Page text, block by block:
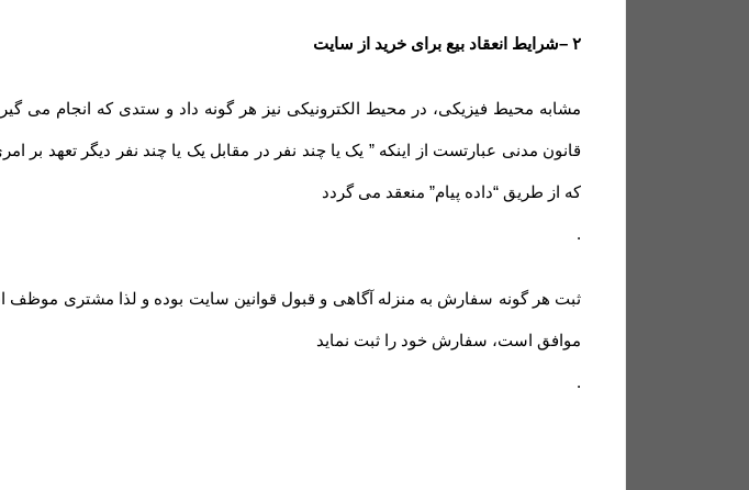
۲ –شرایط انعقاد بیع برای خرید از سایت
قانون مدنی عبارتست از اینکه ” یک یا چند نفر در مقابل یک یا چند نفر دیگر تعهد بر
که از طریق “داده پیام” منعقد می گردد
.
ثبت هر گونه سفارش به منزله آگاهی و قبول قوانین سایت بوده و لذا مشتری موظف
موافق است، سفارش خود را ثبت نماید
.